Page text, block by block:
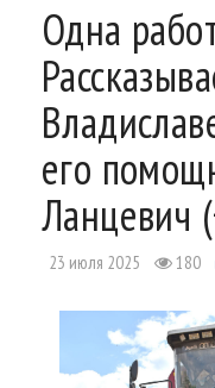
Одна
его
Ланцевич
23 июля 2025 180